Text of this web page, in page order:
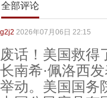
全部评论
g2j2 2026年07月06日 22:15
废话！美国救得
长南希·佩洛西
举动。美国国务